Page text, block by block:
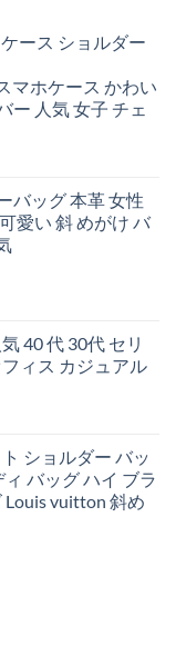
ース ショルダー
マホケース かわい
ー 人気 女子 チェ
バッグ 本革 女性
愛い 斜 めがけ バ
40 代 30代 セリ
ィス カジュアル
ショルダー バッ
バッグ ハイ ブラ
Louis vuitton 斜め